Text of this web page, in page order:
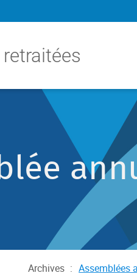
Archives : Assemblées